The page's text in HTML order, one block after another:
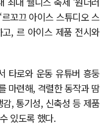
꼬끄 아이스 스튜디오 스
고, 르 아이스 제품 전시와
타로와 운동 유튜버 흥둥
마련해, 격렬한 동작과 땀
, 통기성, 신축성 등 제품
있도록 했다.